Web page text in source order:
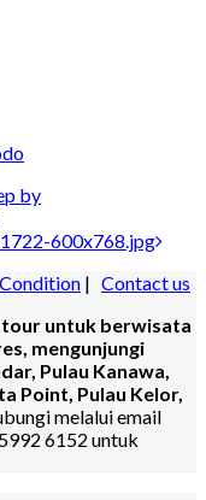
by
600x768.jpg
| Contact us
untuk berwisata
mengunjungi
Pulau Kanawa,
Point, Pulau Kelor,
melalui email
6152 untuk